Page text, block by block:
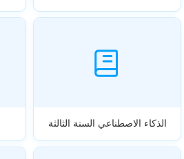
الذكاء الاصطناعي السنة الثالثة